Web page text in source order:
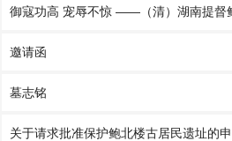
御寇功高 宠辱不惊 ——（清）湖南提督
邀请函
墓志铭
关于请求批准保护鲍北楼古居民遗址的